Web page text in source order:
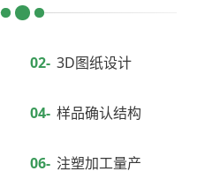
02- 3D图纸设计
04- 样品确认结构
06- 注塑加工量产